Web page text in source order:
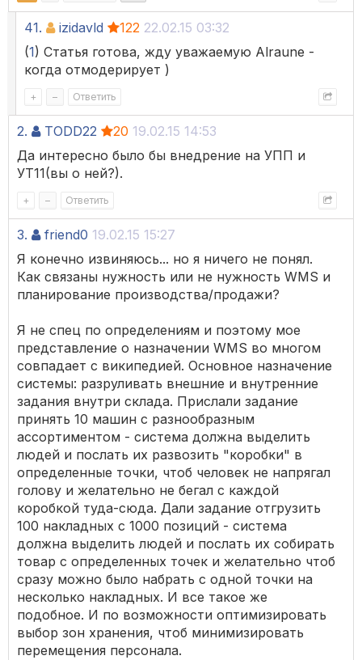
41. izidavld 122 22.02.15 03:32
(1) Статья готова, жду уважаемую Alraune -
когда отмодерирует )
+ – Ответить
2. TODD22 20 19.02.15 14:53
Да интересно было бы внедрение на УПП и
УТ11(вы о ней?).
+ – Ответить
3. friend0 19.02.15 15:27
Я конечно извиняюсь... но я ничего не понял.
Как связаны нужность или не нужность WMS и
планирование производства/продажи?
Я не спец по определениям и поэтому мое
представление о назначении WMS во многом
совпадает с википедией. Основное назначение
системы: разруливать внешние и внутренние
задания внутри склада. Прислали задание
принять 10 машин с разнообразным
ассортиментом - система должна выделить
людей и послать их развозить "коробки" в
определенные точки, чтоб человек не напрягал
голову и желательно не бегал с каждой
коробкой туда-сюда. Дали задание отгрузить
100 накладных с 1000 позиций - система
должна выделить людей и послать их собирать
товар с определенных точек и желательно чтоб
сразу можно было набрать с одной точки на
несколько накладных. И все такое же
подобное. И по возможности оптимизировать
выбор зон хранения, чтоб минимизировать
перемещения персонала.